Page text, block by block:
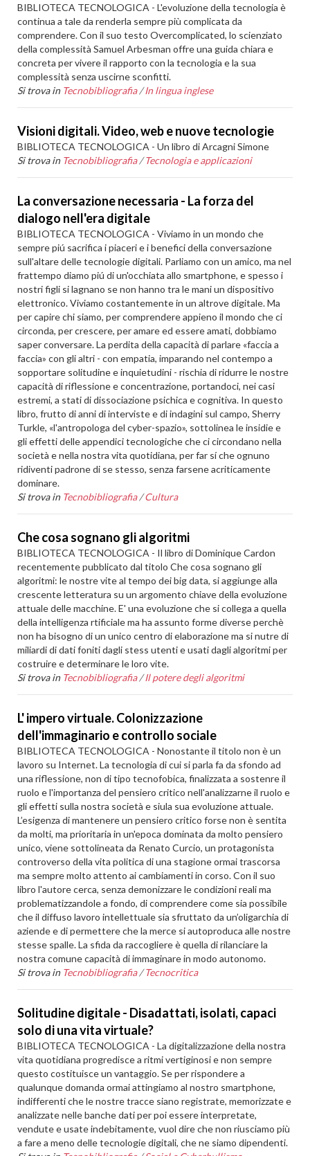
BIBLIOTECA TECNOLOGICA - L'evoluzione della tecnologia è
continua a tale da renderla sempre più complicata da
comprendere. Con il suo testo Overcomplicated, lo scienziato
della complessità Samuel Arbesman offre una guida chiara e
concreta per vivere il rapporto con la tecnologia e la sua
complessità senza uscirne sconfitti.
Si trova in Tecnobibliografia /In lingua inglese
Visioni digitali. Video, web e nuove tecnologie
BIBLIOTECA TECNOLOGICA - Un libro di Arcagni Simone
Si trova in Tecnobibliografia /Tecnologia e applicazioni
La conversazione necessaria - La forza del
dialogo nell'era digitale
BIBLIOTECA TECNOLOGICA - Viviamo in un mondo che
sempre piú sacrifica i piaceri e i benefici della conversazione
sull'altare delle tecnologie digitali. Parliamo con un amico, ma nel
frattempo diamo piú di un'occhiata allo smartphone, e spesso i
nostri figli si lagnano se non hanno tra le mani un dispositivo
elettronico. Viviamo costantemente in un altrove digitale. Ma
per capire chi siamo, per comprendere appieno il mondo che ci
circonda, per crescere, per amare ed essere amati, dobbiamo
saper conversare. La perdita della capacità di parlare «faccia a
faccia» con gli altri - con empatia, imparando nel contempo a
sopportare solitudine e inquietudini - rischia di ridurre le nostre
capacità di riflessione e concentrazione, portandoci, nei casi
estremi, a stati di dissociazione psichica e cognitiva. In questo
libro, frutto di anni di interviste e di indagini sul campo, Sherry
Turkle, «l'antropologa del cyber-spazio», sottolinea le insidie e
gli effetti delle appendici tecnologiche che ci circondano nella
società e nella nostra vita quotidiana, per far sí che ognuno
ridiventi padrone di se stesso, senza farsene acriticamente
dominare.
Si trova in Tecnobibliografia /Cultura
Che cosa sognano gli algoritmi
BIBLIOTECA TECNOLOGICA - Il libro di Dominique Cardon
recentemente pubblicato dal titolo Che cosa sognano gli
algoritmi: le nostre vite al tempo dei big data, si aggiunge alla
crescente letteratura su un argomento chiave della evoluzione
attuale delle macchine. E' una evoluzione che si collega a quella
della intelligenza rtificiale ma ha assunto forme diverse perchè
non ha bisogno di un unico centro di elaborazione ma si nutre di
miliardi di dati foniti dagli stess utenti e usati dagli algoritmi per
costruire e determinare le loro vite.
Si trova in Tecnobibliografia /Il potere degli algoritmi
L' impero virtuale. Colonizzazione
dell'immaginario e controllo sociale
BIBLIOTECA TECNOLOGICA - Nonostante il titolo non è un
lavoro su Internet. La tecnologia di cui si parla fa da sfondo ad
una riflessione, non di tipo tecnofobica, finalizzata a sostenre il
ruolo e l'importanza del pensiero critico nell'analizzarne il ruolo e
gli effetti sulla nostra società e siula sua evoluzione attuale.
L’esigenza di mantenere un pensiero critico forse non è sentita
da molti, ma prioritaria in un'epoca dominata da molto pensiero
unico, viene sottolineata da Renato Curcio, un protagonista
controverso della vita politica di una stagione ormai trascorsa
ma sempre molto attento ai cambiamenti in corso. Con il suo
libro l'autore cerca, senza demonizzare le condizioni reali ma
problematizzandole a fondo, di comprendere come sia possibile
che il diffuso lavoro intellettuale sia sfruttato da un’oligarchia di
aziende e di permettere che la merce si autoproduca alle nostre
stesse spalle. La sfida da raccogliere è quella di rilanciare la
nostra comune capacità di immaginare in modo autonomo.
Si trova in Tecnobibliografia /Tecnocritica
Solitudine digitale - Disadattati, isolati, capaci
solo di una vita virtuale?
BIBLIOTECA TECNOLOGICA - La digitalizzazione della nostra
vita quotidiana progredisce a ritmi vertiginosi e non sempre
questo costituisce un vantaggio. Se per rispondere a
qualunque domanda ormai attingiamo al nostro smartphone,
indifferenti che le nostre tracce siano registrate, memorizzate e
analizzate nelle banche dati per poi essere interpretate,
vendute e usate indebitamente, vuol dire che non riusciamo più
a fare a meno delle tecnologie digitali, che ne siamo dipendenti.